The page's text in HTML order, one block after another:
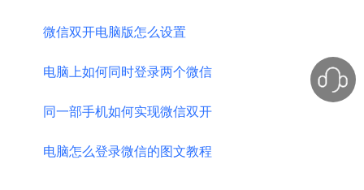
微信双开电脑版怎么设置
电脑上如何同时登录两个微信
同一部手机如何实现微信双开
电脑怎么登录微信的图文教程